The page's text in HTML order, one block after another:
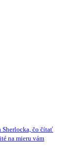
Sherlocka, čo čítať
na mieru vám